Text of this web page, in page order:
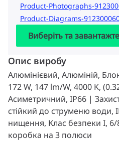
Product-Photographs-
Product-Diagrams-
Виберіть та завантажте
Опис виробу
Алюмінієвий, Алюміній,
172 W, 147 lm/W, 4000 K,
Асиметричний, IP66 |
стійкий до струменю
нищення, Клас безпеки I, 6/
коробка на 3 полюси